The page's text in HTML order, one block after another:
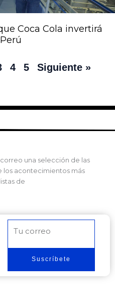
Coca Cola invertirá
4 5 Siguiente »
una selección de las
los acontecimientos más
de
electrónico
Suscríbete